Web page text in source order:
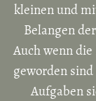
kleinen und
Belangen
Auch wenn
geworden
Aufgaben